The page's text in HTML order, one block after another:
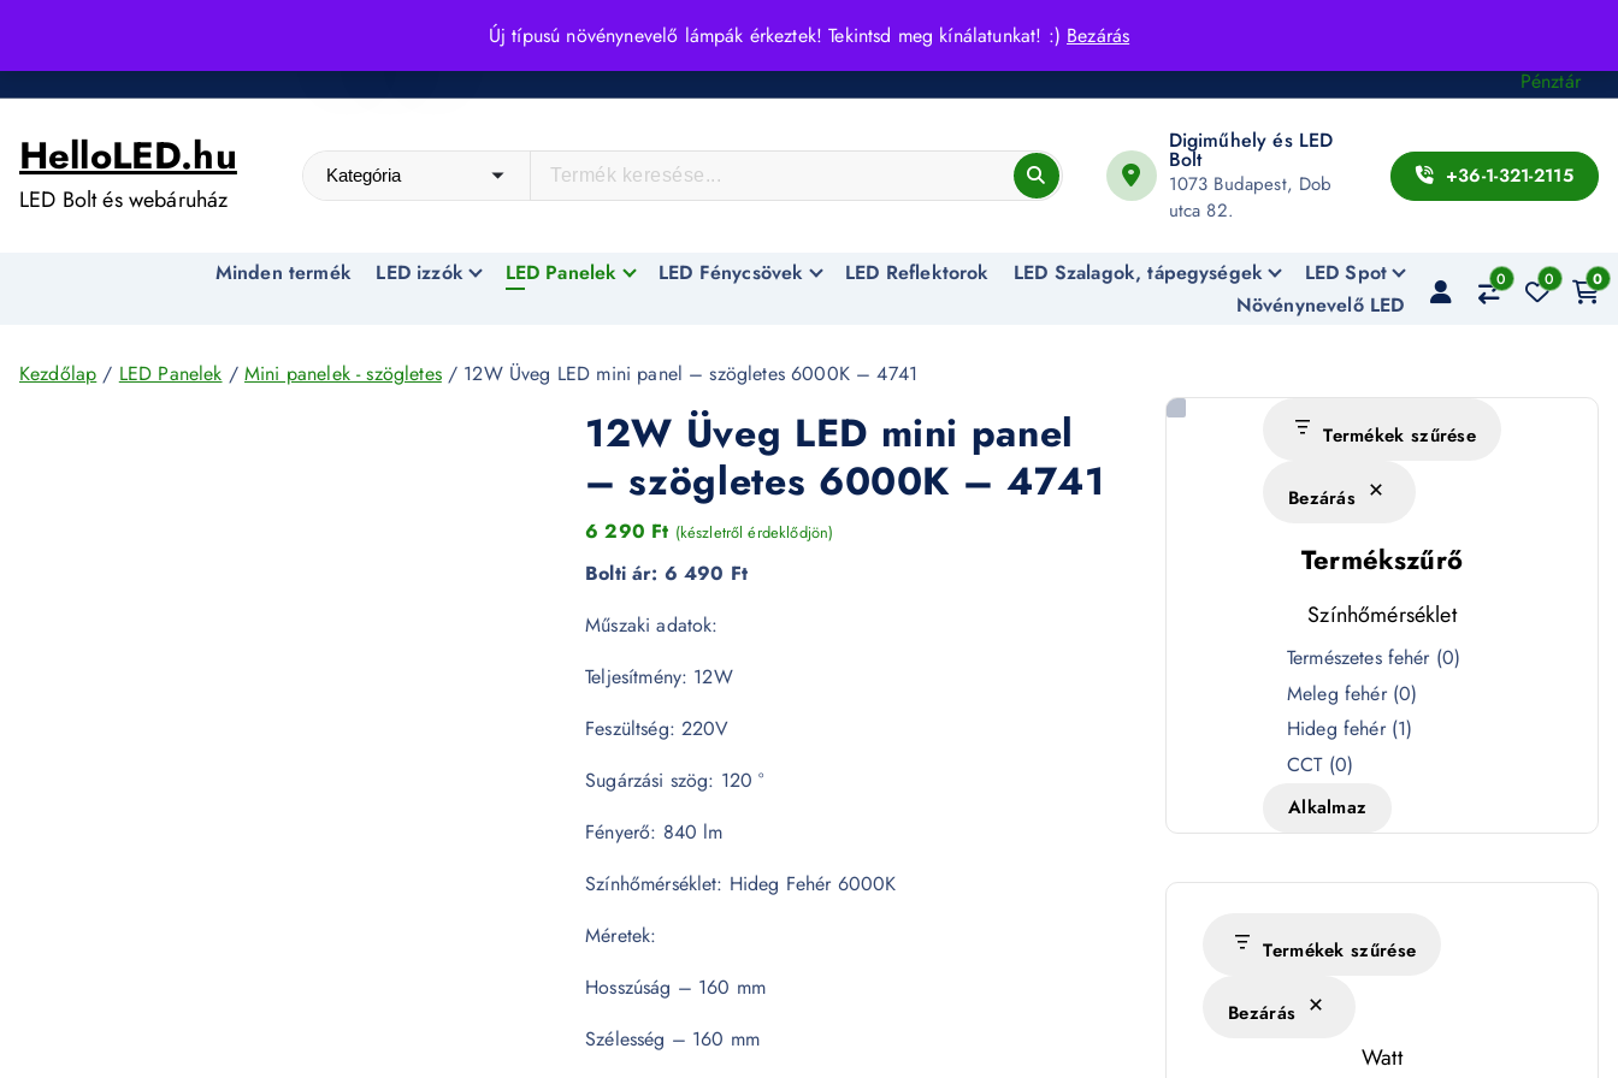
Új típusú növénynevelő lámpák érkeztek! Tekintsd meg kínálatunkat! :) Bezárás
i
Pénztár
HelloLED.hu
LED Bolt és webáruház
Digiműhely és LED
Bolt
1073 Budapest, Dob
utca 82.
+36-1-321-2115
Minden termék LED izzók LED Panelek LED Fénycsövek LED Reflektorok LED Szalagok, tápegységek
LED Spot
Növénynevelő LED
0 0 0
Kezdőlap / LED Panelek /Mini panelek - szögletes/ 12W Üveg LED mini panel – szögletes 6000K – 4741
12W Üveg LED mini panel
– szögletes 6000K – 4741
6 290 Ft (készletről érdeklődjön)
Bolti ár: 6 490 Ft
Műszaki adatok:
Teljesítmény: 12W
Feszültség: 220V
Sugárzási szög: 120 °
Fényerő: 840 lm
Színhőmérséklet: Hideg Fehér 6000K
Méretek:
Hosszúság – 160 mm
Szélesség – 160 mm
Termékek szűrése
Bezárás
Termékszűrő
Színhőmérséklet
é
s
k
Természetes fehér (0)
Meleg fehér (0)
Hideg fehér (1)
CCT (0)
Alkalmaz
Termékek szűrése
Bezárás
Watt